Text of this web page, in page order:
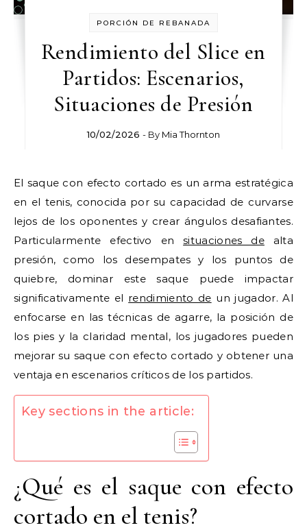
PORCIÓN DE REBANADA
Rendimiento del Slice en
Partidos: Escenarios,
Situaciones de Presión
10/02/2026 - By Mia Thornton
El saque con efecto cortado es un arma estratégica
en el tenis, conocida por su capacidad de curvarse
lejos de los oponentes y crear ángulos desafiantes.
Particularmente efectivo ensituaciones dealta
presión, como los desempates y los puntos de
quiebre, dominar este saque puede impactar
significativamente el rendimiento de un jugador. Al
enfocarse en las técnicas de agarre, la posición de
los pies y la claridad mental, los jugadores pueden
mejorar su saque con efecto cortado y obtener una
ventaja en escenarios críticos de los partidos.
Key sections in the article:
¿Qué es el saque con efecto
cortado en el tenis?